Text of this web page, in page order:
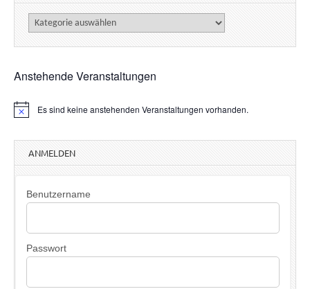
Kategorien
Anstehende Veranstaltungen
H
i
Es sind keine anstehenden Veranstaltungen vorhanden.
ANMELDEN
Benutzername
Passwort